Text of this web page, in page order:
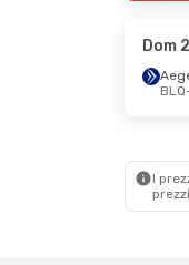
- Dom 13
Dom
BLQ
I